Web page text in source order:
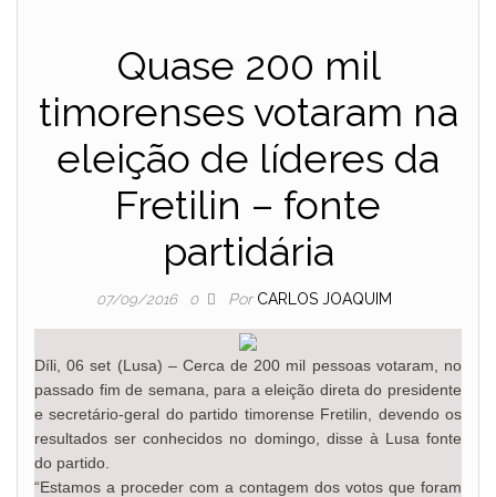
Quase 200 mil
timorenses votaram na
eleição de líderes da
Fretilin – fonte
partidária
07/09/2016 0 Por CARLOS JOAQUIM
Díli, 06 set (Lusa) – Cerca de 200 mil pessoas votaram, no
passado fim de semana, para a eleição direta do presidente
e secretário-geral do partido timorense Fretilin, devendo os
resultados ser conhecidos no domingo, disse à Lusa fonte
do partido.
“Estamos a proceder com a contagem dos votos que foram